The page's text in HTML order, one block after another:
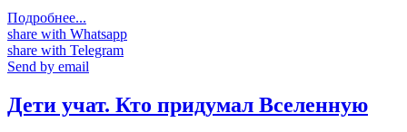
Подробнее...
share with Whatsapp
share with Telegram
Send by email
Дети учат. Кто придумал Вселенную